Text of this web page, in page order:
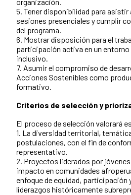
organización.
5. Tener disponibilidad para asistir
sesiones presenciales y cumplir
del programa.
6. Mostrar disposición para el
participación activa en un
inclusivo.
7. Asumir el compromiso de
Acciones Sostenibles como
formativo.
Criterios de selección y
El proceso de selección valorará
1. La diversidad territorial,
postulaciones, con el fin de
representativo.
2. Proyectos liderados por
impacto en comunidades
enfoque de equidad,
liderazgos históricamente